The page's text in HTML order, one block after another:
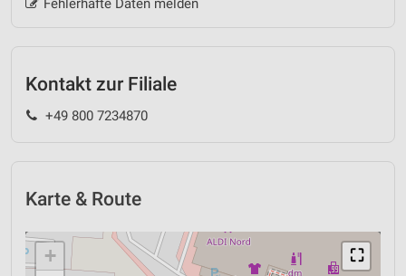
Fehlerhafte Daten melden
Kontakt zur Filiale
+49 800 7234870
Karte & Route
⛶
+